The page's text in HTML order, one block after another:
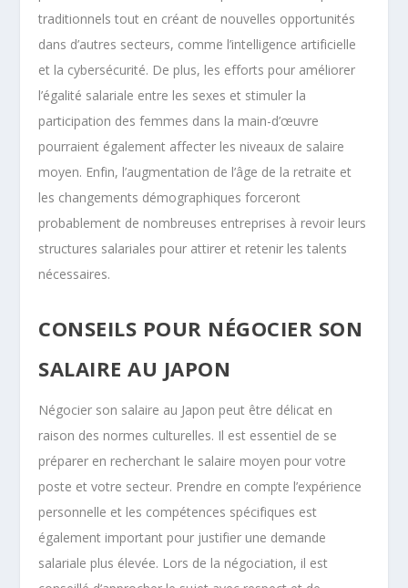
traditionnels tout en créant de nouvelles opportunités
dans d’autres secteurs, comme l’intelligence artificielle
et la cybersécurité. De plus, les efforts pour améliorer
l’égalité salariale entre les sexes et stimuler la
participation des femmes dans la main-d’œuvre
pourraient également affecter les niveaux de salaire
moyen. Enfin, l’augmentation de l’âge de la retraite et
les changements démographiques forceront
probablement de nombreuses entreprises à revoir leurs
structures salariales pour attirer et retenir les talents
nécessaires.
CONSEILS POUR NÉGOCIER SON
SALAIRE AU JAPON
Négocier son salaire au Japon peut être délicat en
raison des normes culturelles. Il est essentiel de se
préparer en recherchant le salaire moyen pour votre
poste et votre secteur. Prendre en compte l’expérience
personnelle et les compétences spécifiques est
également important pour justifier une demande
salariale plus élevée. Lors de la négociation, il est